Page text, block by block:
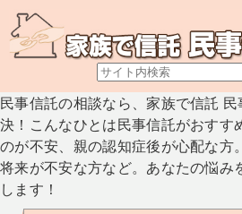
民事信託の相談なら、家族で信託
決！こんなひとは民事信託がおすす
のが不安、親の認知症後が心配な方
将来が不安な方など。あなたの悩み
します！